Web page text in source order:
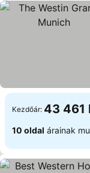
Kezdőár: 43 461
10 oldal árainak